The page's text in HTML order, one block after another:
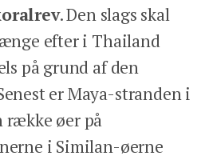
. Den slags skal
efter i Thailand
på grund af den
er Maya-stranden i
række øer på
i Similan-øerne